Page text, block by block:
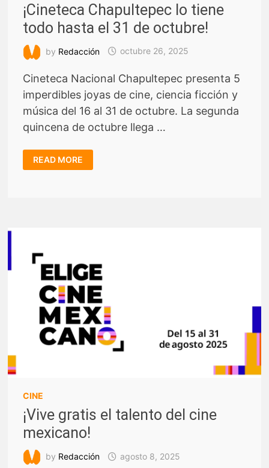
¡Cineteca Chapultepec lo tiene
todo hasta el 31 de octubre!
by Redacción octubre 26, 2025
Cineteca Nacional Chapultepec presenta 5
imperdibles joyas de cine, ciencia ficción y
música del 16 al 31 de octubre. La segunda
quincena de octubre llega …
¡CINETECA
CHAPULTEPEC
LO
READ MORE
CINE
¡Vive gratis el talento del cine
mexicano!
by Redacción agosto 8, 2025